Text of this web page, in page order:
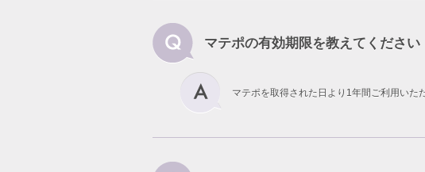
マテポの有効期限を教えてください
マテポを取得された日より1年間ご利用いた